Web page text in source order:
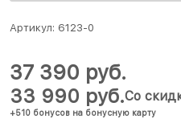
Артикул: 6123-0
33 990 руб.
+510 бонусов на бонусную карту
Со
37 390 руб.